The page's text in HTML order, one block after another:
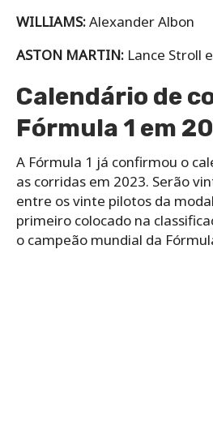
WILLIAMS:Alexander Albon
ASTON MARTIN: Lance Stroll
Calendário de
Fórmula 1 em
A Fórmula 1 já confirmou o
as corridas em 2023. Serão
entre os vinte pilotos da
primeiro colocado na
o campeão mundial da